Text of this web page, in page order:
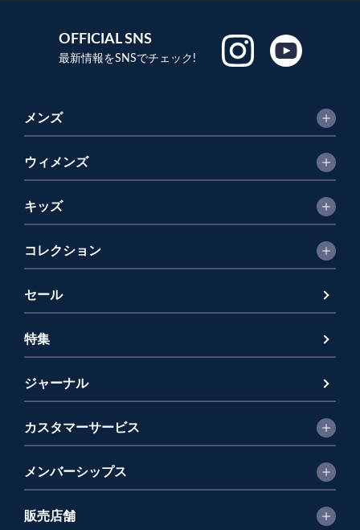
OFFICIAL SNS
最新情報をSNSでチェック!
メンズ
ウィメンズ
キッズ
コレクション
セール
特集
ジャーナル
カスタマーサービス
メンバーシップス
販売店舗